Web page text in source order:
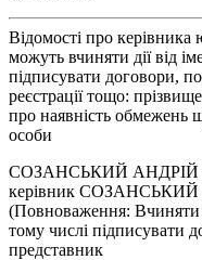
Відомості про керівника
можуть вчиняти дії від
підписувати договори,
реєстрації тощо:
про наявність обмежень
особи
СОЗАНСЬКИЙ АНДРІЙ
керівник
(Повноваження: Вчиняти
тому числі підписувати
представник